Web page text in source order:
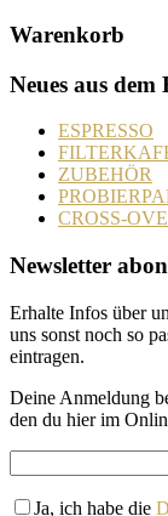
Warenkorb
Neues aus dem
ESPRESSO
ZUBEHÖR
CROSS-
Newsletter
Erhalte Infos über
uns sonst noch so
eintragen.
Deine Anmeldung
den du hier im
Ja, ich habe die